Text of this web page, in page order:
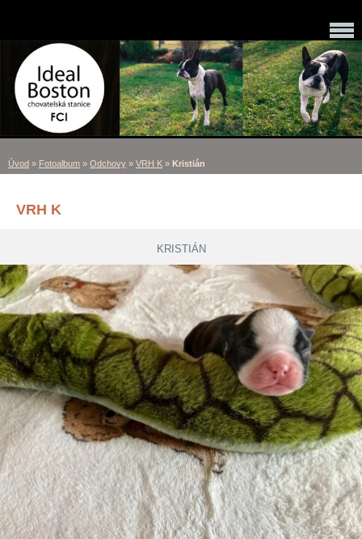
Úvod » Fotoalbum » Odchovy » VRH K » Kristián
VRH K
KRISTIÁN